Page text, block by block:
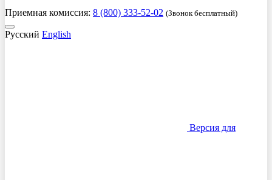
Приемная комиссия: 8 (800) 333-52-02 (Звонок бесплатный)
Русский English
Версия для